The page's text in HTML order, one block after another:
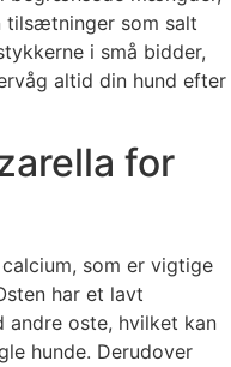
tilsætninger som salt
i små bidder,
altid din hund efter
for
som er vigtige
har et lavt
andre oste, hvilket kan
hunde. Derudover